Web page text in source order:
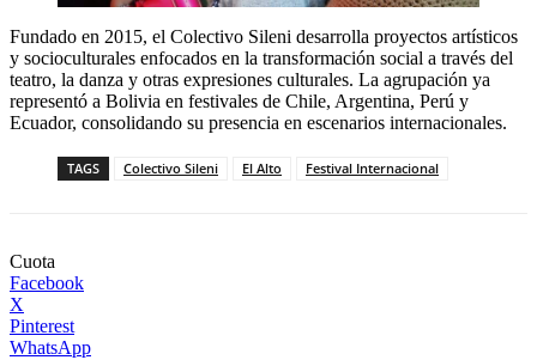
Fundado en 2015, el Colectivo Sileni desarrolla proyectos artísticos
y socioculturales enfocados en la transformación social a través del
teatro, la danza y otras expresiones culturales. La agrupación ya
representó a Bolivia en festivales de Chile, Argentina, Perú y
Ecuador, consolidando su presencia en escenarios internacionales.
TAGS Colectivo Sileni El Alto Festival Internacional
Cuota
Facebook
X
Pinterest
WhatsApp